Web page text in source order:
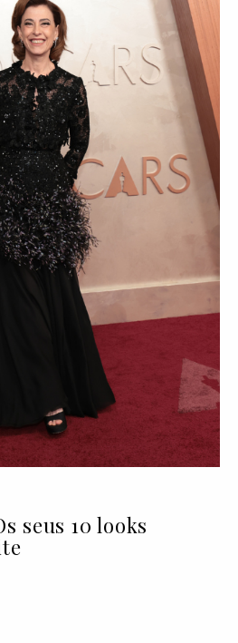
seus 10 looks